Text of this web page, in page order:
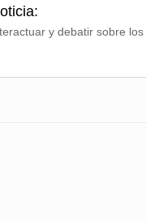
y debatir sobre los